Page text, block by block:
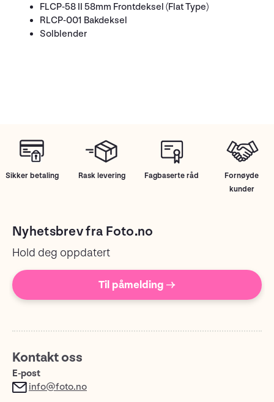
FLCP-58 II 58mm Frontdeksel (Flat Type)
RLCP-001 Bakdeksel
Solblender
Sikker betaling Rask levering Fagbaserte råd
Fornøyde
kunder
Nyhetsbrev fra Foto.no
Hold deg oppdatert
Til påmelding →
Kontakt oss
E-post
info@foto.no